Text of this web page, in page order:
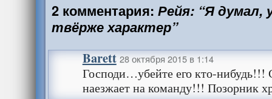
2 комментария: Рейя: “Я думал,
твёрже характер”
Barett 28 октября 2015 в 1:14
Господи…убейте его кто-нибудь!!!
наезжает на команду!!! Позорник